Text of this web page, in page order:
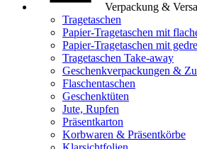
Verpackung &
Tragetaschen
Papier-Tragetaschen mit
Papier-Tragetaschen mit
Tragetaschen Take-away
Geschenkverpackungen &
Flaschentaschen
Geschenktüten
Jute, Rupfen
Präsentkarton
Korbwaren & Präsentkörbe